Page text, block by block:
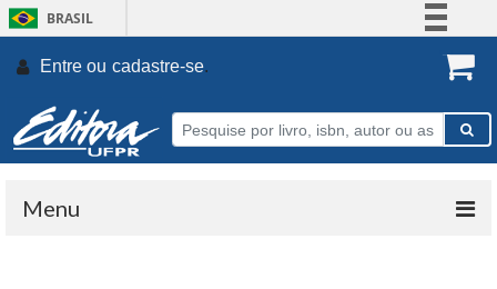
BRASIL
Participe
Entre ou cadastre-se.
Menu